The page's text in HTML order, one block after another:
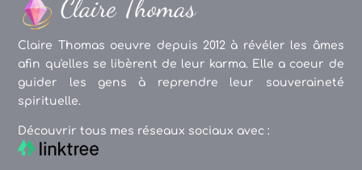
Claire Thomas oeuvre depuis 2012 à révéler les âmes
afin qu'elles se libèrent de leur karma. Elle a coeur de
guider les gens à reprendre leur souveraineté
spirituelle.
Découvrir tous mes réseaux sociaux avec :